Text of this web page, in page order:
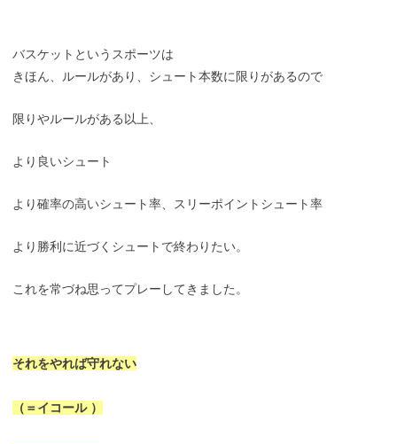
バスケットというスポーツは
きほん、ルールがあり、シュート本数に限りがあるので
限りやルールがある以上、
より良いシュート
より確率の高いシュート率、スリーポイントシュート率
より勝利に近づくシュートで終わりたい。
これを常づね思ってプレーしてきました。
それをやれば守れない
（＝イコール ）